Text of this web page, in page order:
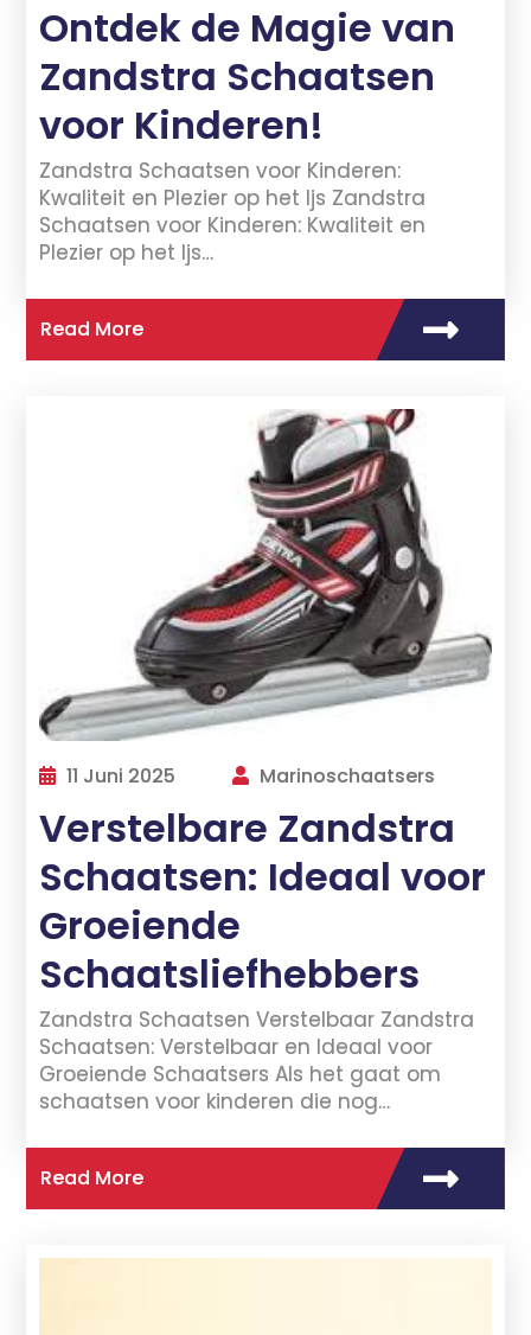
Ontdek de Magie van
Zandstra Schaatsen
voor Kinderen!
Zandstra Schaatsen voor Kinderen:
Kwaliteit en Plezier op het Ijs Zandstra
Schaatsen voor Kinderen: Kwaliteit en
Plezier op het Ijs…
Read More
11 Juni 2025 Marinoschaatsers
Verstelbare Zandstra
Schaatsen: Ideaal voor
Groeiende
Schaatsliefhebbers
Zandstra Schaatsen Verstelbaar Zandstra
Schaatsen: Verstelbaar en Ideaal voor
Groeiende Schaatsers Als het gaat om
schaatsen voor kinderen die nog…
Read More